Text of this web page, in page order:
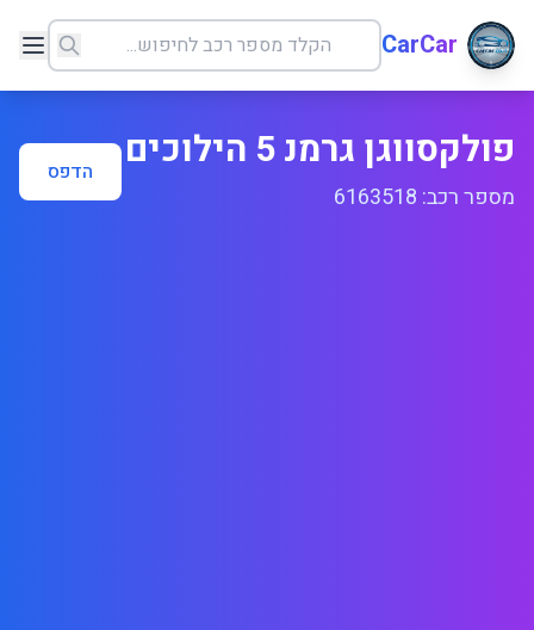
CarCar
פולקסווגן גרמנ 5 הילוכים
מספר רכב: 6163518
הדפס